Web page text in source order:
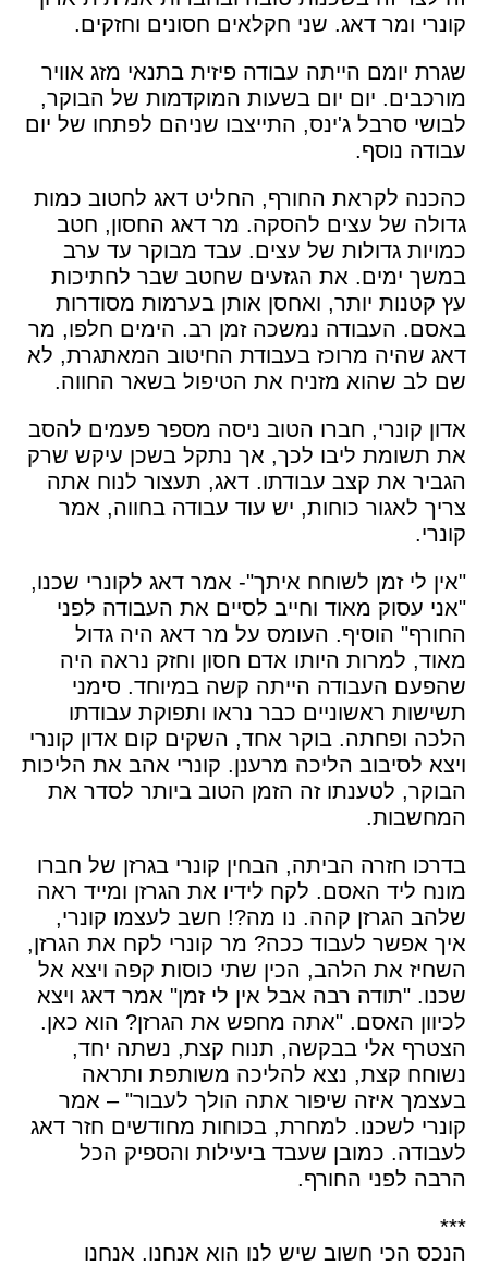
קונרי ומר דאג. שני חקלאים חסונים וחזקים.
שגרת יומם הייתה עבודה פיזית בתנאי מזג אוויר
מורכבים. יום יום בשעות המוקדמות של הבוקר,
לבושי סרבל ג'ינס, התייצבו שניהם לפתחו של יום
עבודה נוסף.
כהכנה לקראת החורף, החליט דאג לחטוב כמות
גדולה של עצים להסקה. מר דאג החסון, חטב
כמויות גדולות של עצים. עבד מבוקר עד ערב
במשך ימים. את הגזעים שחטב שבר לחתיכות
עץ קטנות יותר, ואחסן אותן בערמות מסודרות
באסם. העבודה נמשכה זמן רב. הימים חלפו, מר
דאג שהיה מרוכז בעבודת החיטוב המאתגרת, לא
שם לב שהוא מזניח את הטיפול בשאר החווה.
אדון קונרי, חברו הטוב ניסה מספר פעמים להסב
את תשומת ליבו לכך, אך נתקל בשכן עיקש שרק
הגביר את קצב עבודתו. דאג, תעצור לנוח אתה
צריך לאגור כוחות, יש עוד עבודה בחווה, אמר
קונרי.
"אין לי זמן לשוחח איתך"- אמר דאג לקונרי שכנו,
"אני עסוק מאוד וחייב לסיים את העבודה לפני
החורף" הוסיף. העומס על מר דאג היה גדול
מאוד, למרות היותו אדם חסון וחזק נראה היה
שהפעם העבודה הייתה קשה במיוחד. סימני
תשישות ראשוניים כבר נראו ותפוקת עבודתו
הלכה ופחתה. בוקר אחד, השקים קום אדון קונרי
ויצא לסיבוב הליכה מרענן. קונרי אהב את הליכות
הבוקר, לטענתו זה הזמן הטוב ביותר לסדר את
המחשבות.
בדרכו חזרה הביתה, הבחין קונרי בגרזן של חברו
מונח ליד האסם. לקח לידיו את הגרזן ומייד ראה
שלהב הגרזן קהה. נו מה?! חשב לעצמו קונרי,
איך אפשר לעבוד ככה? מר קונרי לקח את הגרזן,
השחיז את הלהב, הכין שתי כוסות קפה ויצא אל
שכנו. "תודה רבה אבל אין לי זמן" אמר דאג ויצא
לכיוון האסם. "אתה מחפש את הגרזן? הוא כאן.
הצטרף אלי בבקשה, תנוח קצת, נשתה יחד,
נשוחח קצת, נצא להליכה משותפת ותראה
בעצמך איזה שיפור אתה הולך לעבור" – אמר
קונרי לשכנו. למחרת, בכוחות מחודשים חזר דאג
לעבודה. כמובן שעבד ביעילות והספיק הכל
הרבה לפני החורף.
***
הנכס הכי חשוב שיש לנו הוא אנחנו. אנחנו